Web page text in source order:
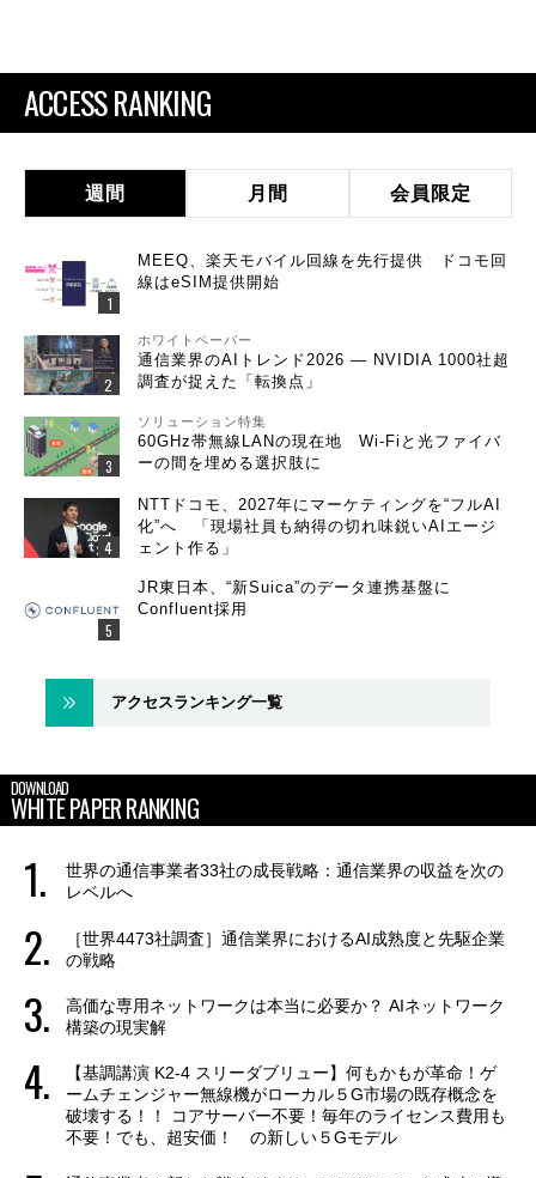
ACCESS RANKING
週間 月間 会員限定
MEEQ、楽天モバイル回線を先行提供 ドコモ回
線はeSIM提供開始
ホワイトペーパー
通信業界のAIトレンド2026 ― NVIDIA 1000社超
調査が捉えた「転換点」
ソリューション特集
60GHz帯無線LANの現在地 Wi-Fiと光ファイバ
ーの間を埋める選択肢に
NTTドコモ、2027年にマーケティングを“フルAI
化”へ 「現場社員も納得の切れ味鋭いAIエージ
ェント作る」
JR東日本、“新Suica”のデータ連携基盤に
Confluent採用
アクセスランキング一覧
DOWNLOAD
WHITE PAPER RANKING
世界の通信事業者33社の成長戦略：通信業界の収益を次の
レベルへ
［世界4473社調査］通信業界におけるAI成熟度と先駆企業
の戦略
高価な専用ネットワークは本当に必要か？ AIネットワーク
構築の現実解
【基調講演 K2-4 スリーダブリュー】何もかもが革命！ゲ
ームチェンジャー無線機がローカル５G市場の既存概念を
破壊する！！ コアサーバー不要！毎年のライセンス費用も
不要！でも、超安価！ の新しい５Gモデル